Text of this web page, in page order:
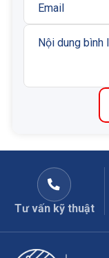
Tư vấn kỹ thuật